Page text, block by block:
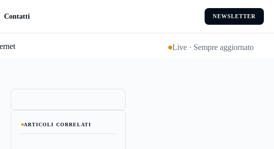
Contatti NEWSLETTER
Live · Sempre aggiornato
ARTICOLI CORRELATI